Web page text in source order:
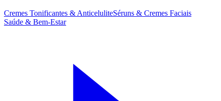
Cremes Tonificantes & AnticeluliteSéruns & Cremes Faciais
Saúde & Bem-Estar